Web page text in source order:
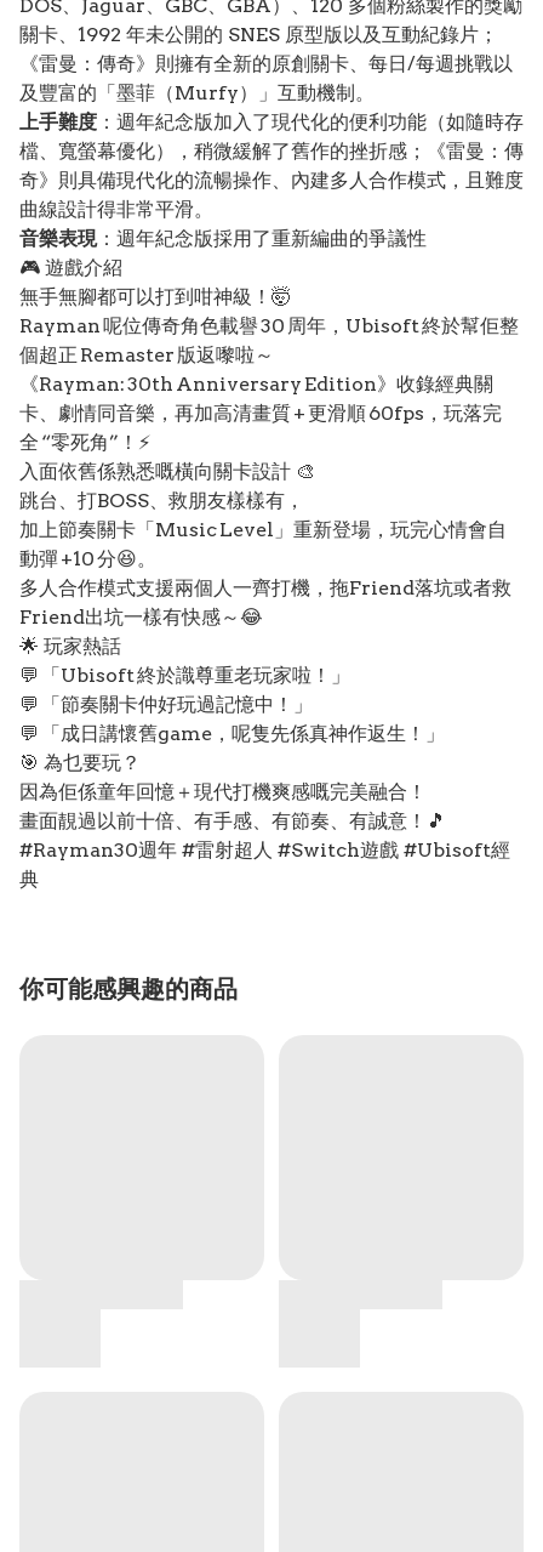
DOS、Jaguar、GBC、GBA）、120 多個粉絲製作的獎勵
關卡、1992 年未公開的 SNES 原型版以及互動紀錄片；
《雷曼：傳奇》則擁有全新的原創關卡、每日/每週挑戰以
及豐富的「墨菲（Murfy）」互動機制。
上手難度 ：週年紀念版加入了現代化的便利功能（如隨時存
檔、寬螢幕優化），稍微緩解了舊作的挫折感；《雷曼：傳
奇》則具備現代化的流暢操作、內建多人合作模式，且難度
曲線設計得非常平滑。
音樂表現：週年紀念版採用了重新編曲的爭議性
🎮 遊戲介紹
無手無腳都可以打到咁神級！🤯
Rayman 呢位傳奇角色載譽 30 周年，Ubisoft 終於幫佢整
個超正 Remaster 版返嚟啦～
《Rayman: 30th Anniversary Edition》收錄經典關
卡、劇情同音樂，再加高清畫質 + 更滑順 60fps，玩落完
全 “零死角”！⚡
入面依舊係熟悉嘅橫向關卡設計 🎨
跳台、打BOSS、救朋友樣樣有，
加上節奏關卡「Music Level」重新登場，玩完心情會自
動彈 +10 分😆。
多人合作模式支援兩個人一齊打機，拖Friend落坑或者救
Friend出坑一樣有快感～😂
🌟 玩家熱話
💬 「Ubisoft 終於識尊重老玩家啦！」
💬 「節奏關卡仲好玩過記憶中！」
💬 「成日講懷舊game，呢隻先係真神作返生！」
🎯 為乜要玩？
因為佢係童年回憶＋現代打機爽感嘅完美融合！
畫面靚過以前十倍、有手感、有節奏、有誠意！🎵
#Rayman30週年 #雷射超人 #Switch遊戲 #Ubisoft經
典
你可能感興趣的商品